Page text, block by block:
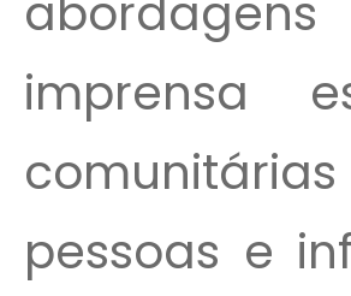
imprensa
pessoas e